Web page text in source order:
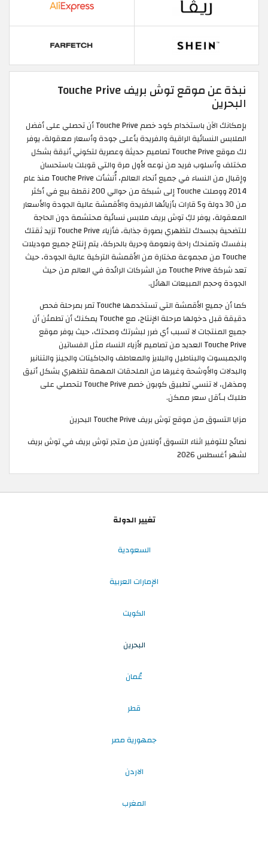
نبذة عن موقع توش بريف Touche Prive
البحرين
بإمكانك الآن باستخدام كود خصم Touche Prive أن تحصلي على أفضل
الملابس النسائية الراقية والفريدة بأعلى جودة وأسعار معقولة، يوفر
لك موقع Touche Prive تصاميم حديثة وعصرية لتكوني أنيقة بشكل
مختلف وأسلوب فريد من نوعه لأول مرة والتي قوبلت باستحسان
وإقبال من النساء في جميع أنحاء العالم، أُنشأت Touche Prive منذ عام
2014 ووصلت Touche إلى شبكة من حوالي 200 نقطة بيع في أكثر
من 30 دولة و5 قارات بأزيائها الفريدة والأقمشة عالية الجودة والأسعار
المعقولة، يوفر لكِ توش بريف ملابس نسائية محتشمة دون الحاجة
للتضحية بجسدك لتظهري بصورة جذابة، فأزياء Touche Prive تزيد ثقتك
بنفسك وتمنحك راحة ونعومة وحرية بالحركة، يتم إنتاج جميع موديلات
Touche من مجموعة مختارة من الأقمشة التركية عالية الجودة، حيث
تعد شركة Touche Prive من الشركات الرائدة في العالم من حيث
الجودة وحجم المبيعات الهائل.
كما أن جميع الأقمشة التي تستخدمها Touche تمر بمرحلة فحص
دقيقة قبل دخولها مرحلة الإنتاج، مع Touche يمكنك أن تطمئن أن
جميع المنتجات لا تسبب أي ضرر لبشرتك وصحتك، حيث يوفر موقع
Touche Prive العديد من تصاميم لأزياء النساء مثل الفساتين
والجمبسوت والبناطيل والبلايز والمعاطف والجاكيتات والجينز والتنانير
والبدلات والأوشحة وغيرها من الملحقات المهمة لتظهري بشكل أنيق
ومذهل، لا تنسي تطبيق كوبون خصم Touche Prive لتحصلي على
طلبك بـأقل سعر ممكن.
مزايا التسوق من موقع توش بريف Touche Prive البحرين
نصائح للتوفير اثناء التسوق أونلاين من متجر توش بريف في توش بريف
لشهر أغسطس 2026
تغيير الدولة
السعودية
الإمارات العربية
الكويت
البحرين
عُمان
قطر
جمهورية مصر
الاردن
المغرب